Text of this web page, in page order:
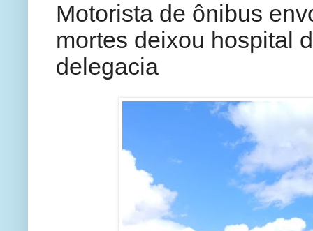
Motorista de ônibus
mortes deixou hospital
delegacia